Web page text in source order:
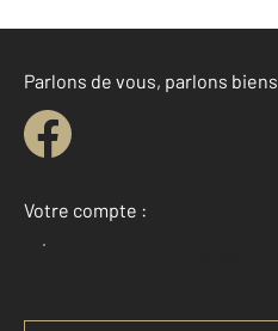
Parlons de vous, parlons biens
Votre compte :